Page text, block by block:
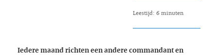
Leestijd: 6 minuten
Iedere maand richten een andere commandant en